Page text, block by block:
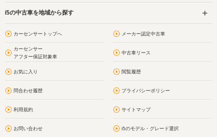
i5の中古車を地域から探す
カーセンサートップへ メーカー認定中古車
カーセンサー
アフター保証対象車
中古車リース
お気に入り 閲覧履歴
問合わせ履歴 プライバシーポリシー
利用規約 サイトマップ
お問い合わせ i5のモデル・グレード選択